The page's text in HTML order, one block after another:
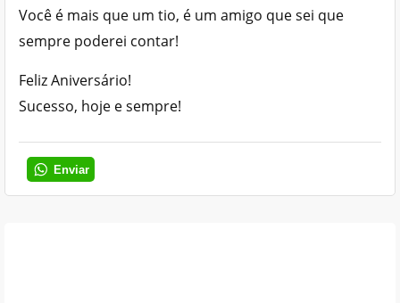
Você é mais que um tio, é um amigo que sei que
sempre poderei contar!
Feliz Aniversário!
Sucesso, hoje e sempre!
Enviar